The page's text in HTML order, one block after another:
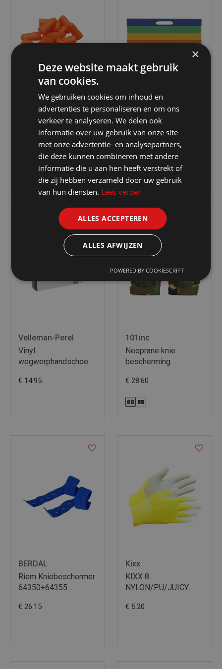
CERVA
SW Oordopjes 5 paar
Comfy Pad
KNIEKUSSEN COMFY
PAD 300x350x30mm
€ 9.40
Velleman-Perel
Vinyl
wegwerphandschoenen
€ 14.95
101inc
Neoprane knie
bescherming
€ 28.60
BERDAL
Riem Kniebeschermer
64350+64355
€ 26.15
Kixx
KIXX 8
NYLON/PU/JUICY
€ 5.20
×
Deze website maakt gebruik
van cookies.
We gebruiken cookies om inhoud en
advertenties te personaliseren en om ons
verkeer te analyseren. We delen ook
informatie over uw gebruik van onze site
met onze advertentie- en analysepartners,
die deze kunnen combineren met andere
informatie die u aan hen heeft verstrekt of
die zij hebben verzameld door uw gebruik
van hun diensten. Lees verder
ALLES ACCEPTEREN
ALLES AFWIJZEN
POWERED BY COOKIESCRIPT